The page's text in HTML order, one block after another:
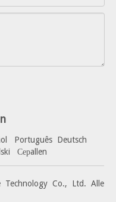
Português Deutsch
Серallen
Technology Co., Ltd. Alle